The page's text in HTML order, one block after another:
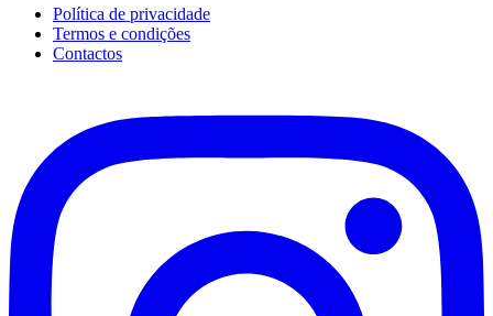
Política de privacidade
Termos e condições
Contactos